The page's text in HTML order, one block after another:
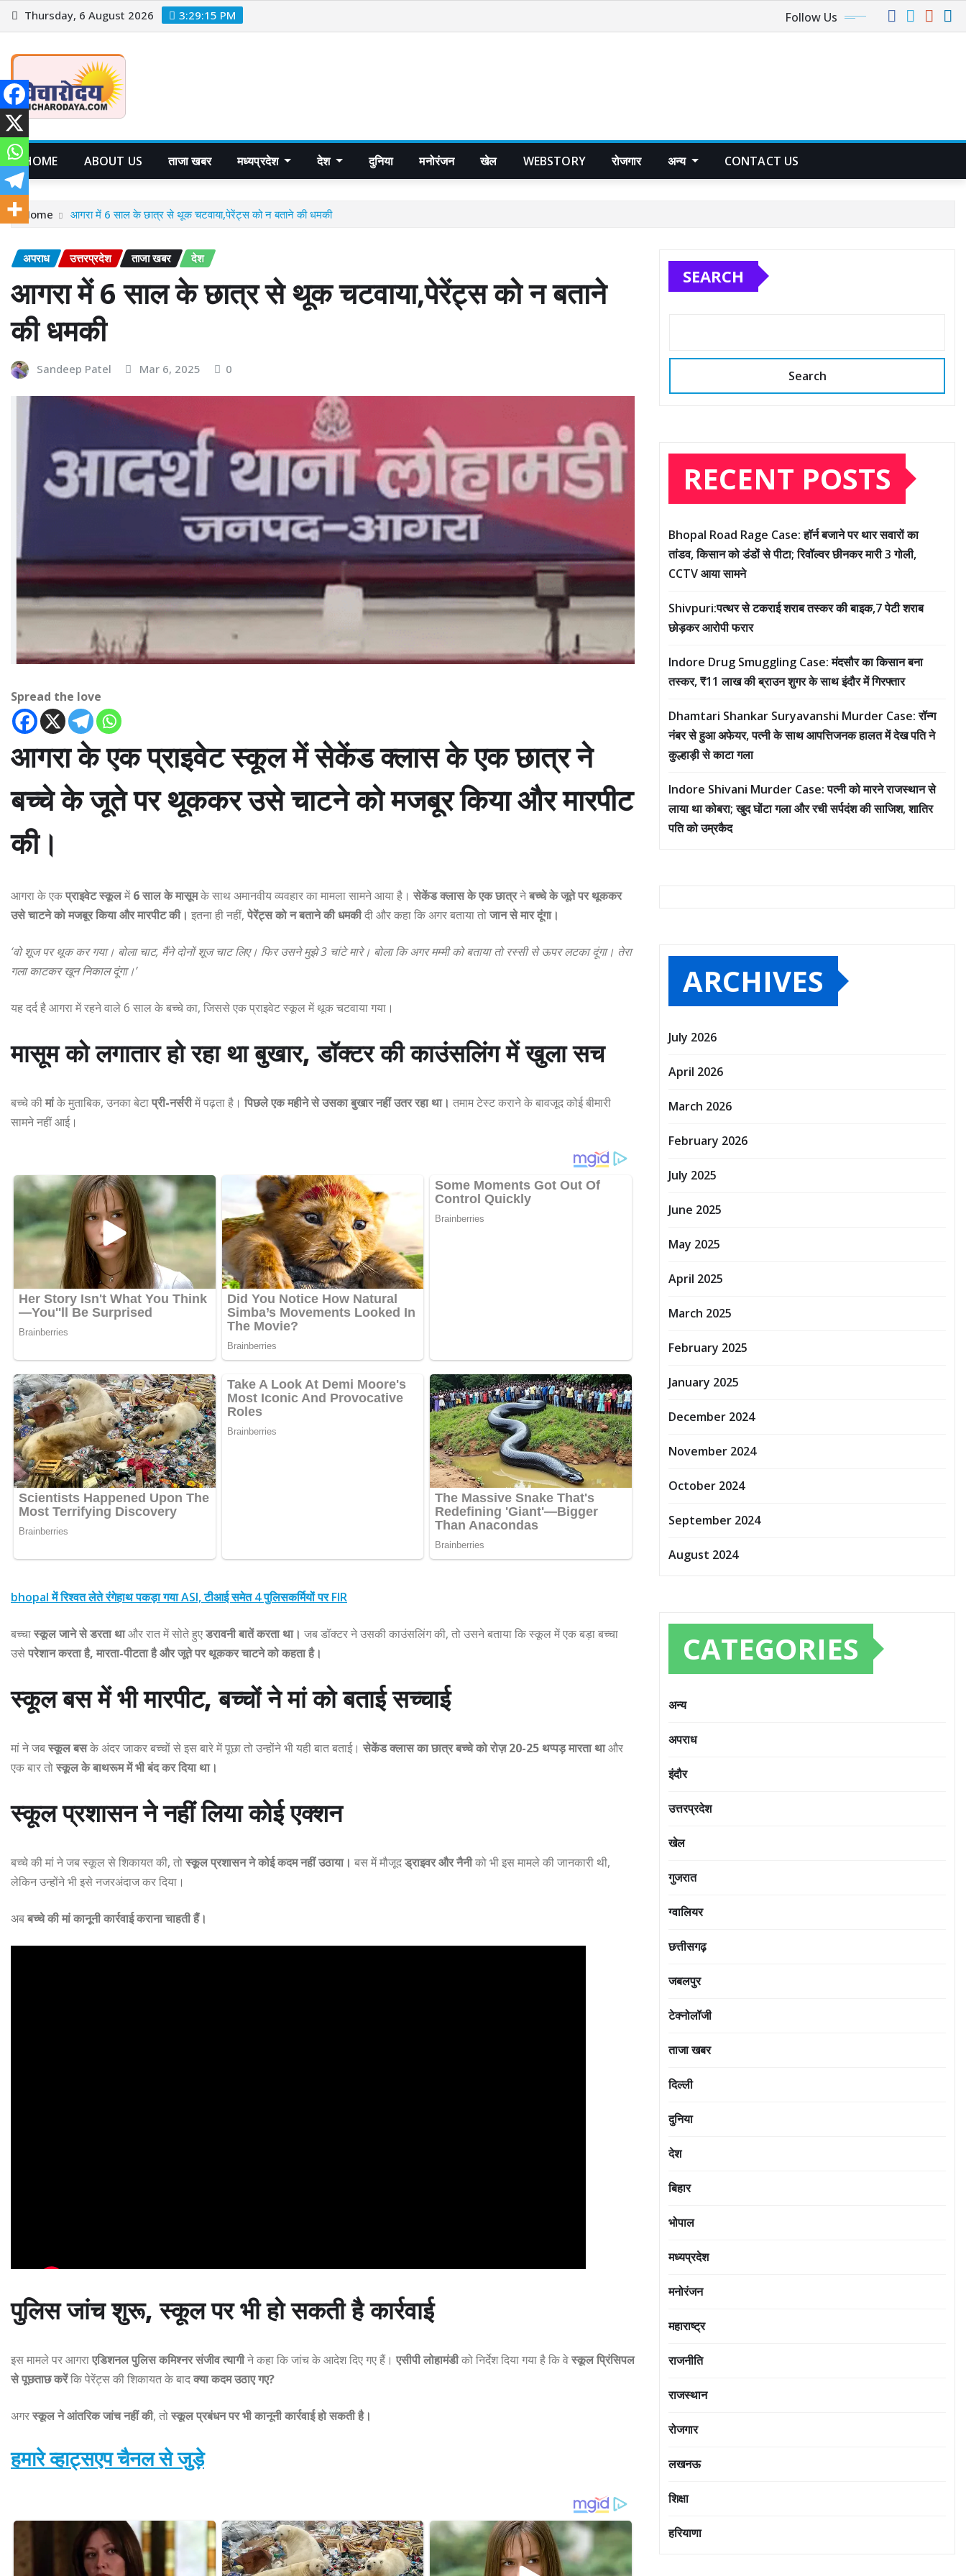
Skip
to
Thursday, 6 August 2026 3:29:17 PM Follow Us
HOME ABOUT US ताजा खबर मध्यप्रदेश देश दुनिया मनोरंजन खेल WEBSTORY रोजगार अन्य CONTACT US
Home आगरा में 6 साल के छात्र से थूक चटवाया,पेरेंट्स को न बताने की धमकी
अपराध उत्तरप्रदेश ताजा खबर देश
आगरा में 6 साल के छात्र से थूक चटवाया,पेरेंट्स को न बताने
की धमकी
Sandeep Patel Mar 6, 2025 0
Spread the love
आगरा के एकप्राइवेट स्कूलमेंसेकेंड क्लास के एक छात्रने
बच्चे के जूते पर थूककर उसे चाटने को मजबूर किया और मारपीट
की।
आगरा के एकप्राइवेट स्कूलमें6 साल के मासूमके साथ अमानवीय व्यवहार का मामला सामने आया है। सेकेंड क्लास के एक छात्रनेबच्चे के जूते पर थूककर
उसे चाटने को मजबूर किया और मारपीट की। इतना ही नहीं, पेरेंट्स को न बताने की धमकीदी और कहा कि अगर बताया तोजान से मार दूंगा।
‘वो शूज पर थूक कर गया। बोला चाट, मैंने दोनों शूज चाट लिए। फिर उसने मुझे 3 चांटे मारे। बोला कि अगर मम्मी को बताया तो रस्सी से ऊपर लटका दूंगा। तेरा
गला काटकर खून निकाल दूंगा।’
यह दर्द है आगरा में रहने वाले 6 साल के बच्चे का, जिससे एक प्राइवेट स्कूल में थूक चटवाया गया।
मासूम को लगातार हो रहा था बुखार, डॉक्टर की काउंसलिंग में खुला सच
बच्चे कीमांके मुताबिक, उनका बेटाप्री-नर्सरीमें पढ़ता है। पिछले एक महीने से उसका बुखार नहीं उतर रहा था। तमाम टेस्ट कराने के बावजूद कोई बीमारी
सामने नहीं आई।
bhopal में रिश्वत लेते रंगेहाथ पकड़ा गया ASI, टीआई समेत 4 पुलिसकर्मियों पर FIR
बच्चास्कूल जाने से डरता थाऔर रात में सोते हुएडरावनी बातें करता था। जब डॉक्टर ने उसकी काउंसलिंग की, तो उसने बताया कि स्कूल में एक बड़ा बच्चा
उसेपरेशान करता है, मारता-पीटता है और जूते पर थूककर चाटने को कहता है।
स्कूल बस में भी मारपीट, बच्चों ने मां को बताई सच्चाई
मां ने जबस्कूल बसके अंदर जाकर बच्चों से इस बारे में पूछा तो उन्होंने भी यही बात बताई। सेकेंड क्लास का छात्र बच्चे को रोज़ 20-25 थप्पड़ मारता थाऔर
एक बार तोस्कूल के बाथरूम में भी बंद कर दिया था।
स्कूल प्रशासन ने नहीं लिया कोई एक्शन
बच्चे की मां ने जब स्कूल से शिकायत की, तोस्कूल प्रशासन ने कोई कदम नहीं उठाया। बस में मौजूदड्राइवर और नैनीको भी इस मामले की जानकारी थी,
लेकिन उन्होंने भी इसे नजरअंदाज कर दिया।
अबबच्चे की मां कानूनी कार्रवाई कराना चाहती हैं।
पुलिस जांच शुरू, स्कूल पर भी हो सकती है कार्रवाई
इस मामले पर आगराएडिशनल पुलिस कमिश्नर संजीव त्यागीने कहा कि जांच के आदेश दिए गए हैं। एसीपी लोहामंडीको निर्देश दिया गया है कि वेस्कूल प्रिंसिपल
से पूछताछ करेंकि पेरेंट्स की शिकायत के बादक्या कदम उठाए गए?
अगरस्कूल ने आंतरिक जांच नहीं की, तोस्कूल प्रबंधन पर भी कानूनी कार्रवाई हो सकती है।
हमारे व्हाट्सएप चैनल से जुड़े
SEARCH
Search
RECENT POSTS
Bhopal Road Rage Case: हॉर्न बजाने पर थार सवारों का
तांडव, किसान को डंडों से पीटा; रिवॉल्वर छीनकर मारी 3 गोली,
CCTV आया सामने
Shivpuri:पत्थर से टकराई शराब तस्कर की बाइक,7 पेटी शराब
छोड़कर आरोपी फरार
Indore Drug Smuggling Case: मंदसौर का किसान बना
तस्कर, ₹11 लाख की ब्राउन शुगर के साथ इंदौर में गिरफ्तार
Dhamtari Shankar Suryavanshi Murder Case: रॉन्ग
नंबर से हुआ अफेयर, पत्नी के साथ आपत्तिजनक हालत में देख पति ने
कुल्हाड़ी से काटा गला
Indore Shivani Murder Case: पत्नी को मारने राजस्थान से
लाया था कोबरा; खुद घोंटा गला और रची सर्पदंश की साजिश, शातिर
पति को उम्रकैद
ARCHIVES
July 2026
April 2026
March 2026
February 2026
July 2025
June 2025
May 2025
April 2025
March 2025
February 2025
January 2025
December 2024
November 2024
October 2024
September 2024
August 2024
CATEGORIES
अन्य
अपराध
इंदौर
उत्तरप्रदेश
खेल
गुजरात
ग्वालियर
छत्तीसगढ़
जबलपुर
टेक्नोलॉजी
ताजा खबर
दिल्ली
दुनिया
देश
बिहार
भोपाल
मध्यप्रदेश
मनोरंजन
महाराष्ट्र
राजनीति
राजस्थान
रोजगार
लखनऊ
शिक्षा
हरियाणा